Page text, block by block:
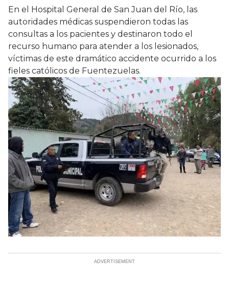
En el Hospital General de San Juan del Río, las
autoridades médicas suspendieron todas las
consultas a los pacientes y destinaron todo el
recurso humano para atender a los lesionados,
víctimas de este dramático accidente ocurrido a los
fieles católicos de Fuentezuelas.